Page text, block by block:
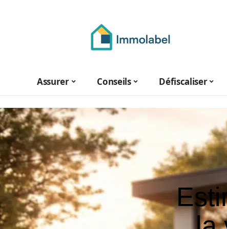
Assurer Conseils Défiscaliser